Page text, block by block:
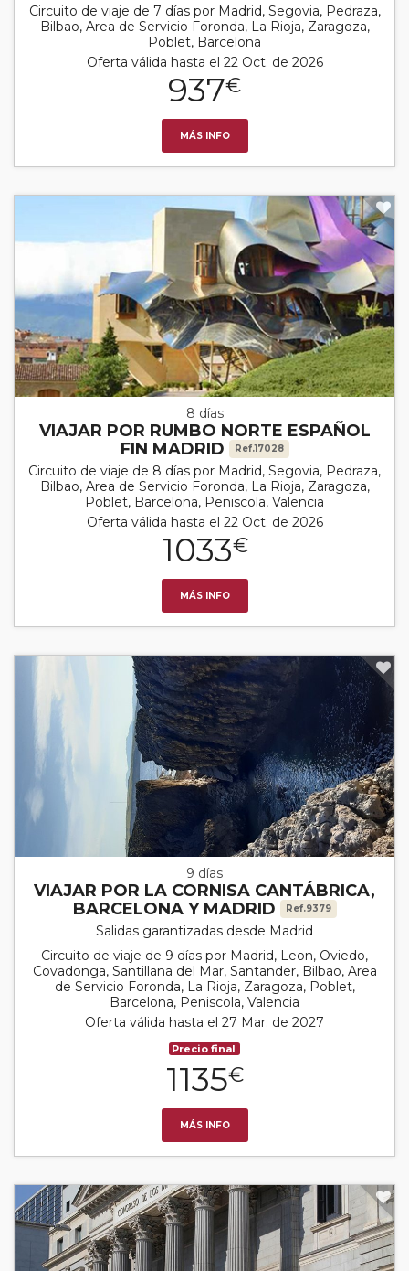
Circuito de viaje de 7 días por Madrid, Segovia, Pedraza,
Bilbao, Area de Servicio Foronda, La Rioja, Zaragoza,
Poblet, Barcelona
Oferta válida hasta el 22 Oct. de 2026
937€
MÁS INFO
8 días
VIAJAR POR RUMBO NORTE ESPAÑOL
FIN MADRID
Ref.17028
Circuito de viaje de 8 días por Madrid, Segovia, Pedraza,
Bilbao, Area de Servicio Foronda, La Rioja, Zaragoza,
Poblet, Barcelona, Peniscola, Valencia
Oferta válida hasta el 22 Oct. de 2026
1033€
MÁS INFO
9 días
VIAJAR POR LA CORNISA CANTÁBRICA,
BARCELONA Y MADRID
Ref.9379
Salidas garantizadas desde Madrid
Circuito de viaje de 9 días por Madrid, Leon, Oviedo,
Covadonga, Santillana del Mar, Santander, Bilbao, Area
de Servicio Foronda, La Rioja, Zaragoza, Poblet,
Barcelona, Peniscola, Valencia
Oferta válida hasta el 27 Mar. de 2027
Precio final
1135€
MÁS INFO